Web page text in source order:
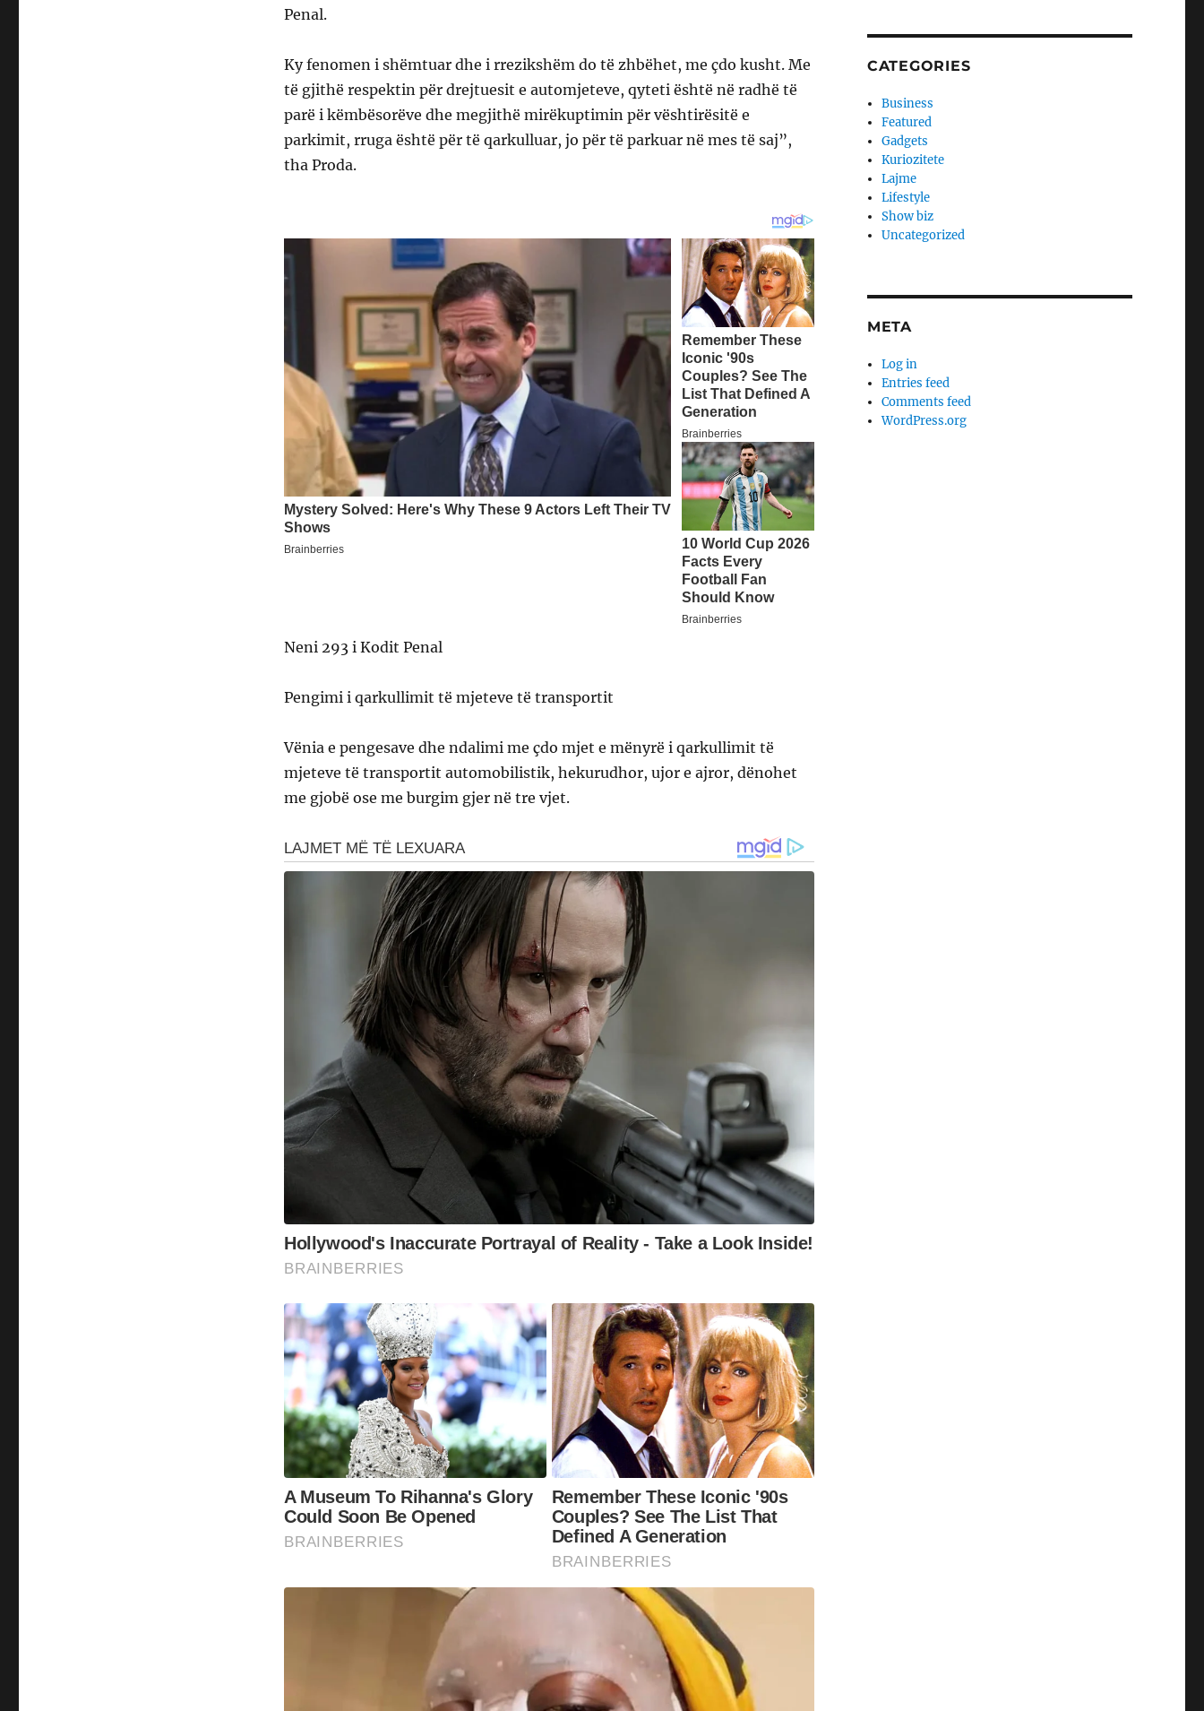
Penal.
Ky fenomen i shëmtuar dhe i rrezikshëm do të zhbëhet, me çdo kusht. Me
të gjithë respektin për drejtuesit e automjeteve, qyteti është në radhë të
parë i këmbësorëve dhe megjithë mirëkuptimin për vështirësitë e
parkimit, rruga është për të qarkulluar, jo për të parkuar në mes të saj”,
tha Proda.
Neni 293 i Kodit Penal
Pengimi i qarkullimit të mjeteve të transportit
Vënia e pengesave dhe ndalimi me çdo mjet e mënyrë i qarkullimit të
mjeteve të transportit automobilistik, hekurudhor, ujor e ajror, dënohet
me gjobë ose me burgim gjer në tre vjet.
CATEGORIES
Business
Featured
Gadgets
Kuriozitete
Lajme
Lifestyle
Show biz
Uncategorized
META
Log in
Entries feed
Comments feed
WordPress.org